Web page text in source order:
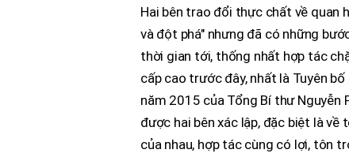
Hai bên trao đổi thực chất về quan
và đột phá" nhưng đã có những
thời gian tới, thống nhất hợp tác
cấp cao trước đây, nhất là Tuyên
năm 2015 của Tổng Bí thư Nguyễn
được hai bên xác lập, đặc biệt là
của nhau, hợp tác cùng có lợi, tôn